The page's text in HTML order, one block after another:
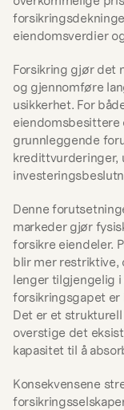
eiendomsverdier
Forsikring gjør det
og gjennomføre
usikkerhet. For
eiendomsbesittere
grunnleggende
kredittvurderinger,
Denne
markeder gjør
forsikre eiendeler.
blir mer restriktive,
lenger tilgjengelig
forsikringsgapet er
Det er et
overstige det
kapasitet til å
Konsekvensene